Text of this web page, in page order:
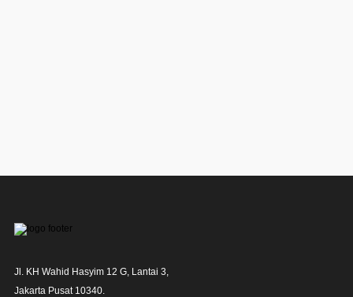
Jl. KH Wahid Hasyim 12 G, Lantai 3,
Jakarta Pusat 10340.